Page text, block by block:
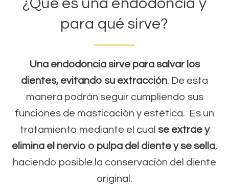
¿Qué es una endodoncia y
para qué sirve?
Una endodoncia sirve para salvar los
dientes, evitando su extracción. De esta
manera podrán seguir cumpliendo sus
funciones de masticación y estética. Es un
tratamiento mediante el cual se extrae y
elimina el nervio o pulpa del diente y se sella,
haciendo posible la conservación del diente
original.